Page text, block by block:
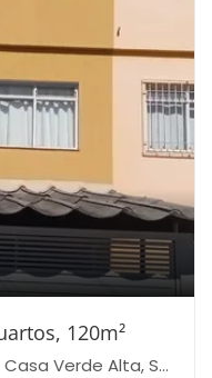
120m²
Alta, São Paulo-SP